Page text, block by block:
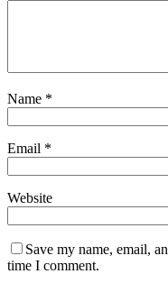
Name *
Email *
Website
Save my name, email,
time I comment.